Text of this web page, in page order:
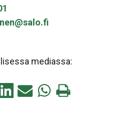
mediassa:
Jaa Jaa Jaa Tulosta